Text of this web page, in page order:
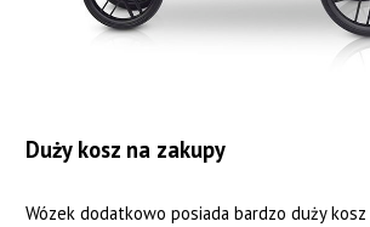
Duży kosz na zakupy
Wózek dodatkowo posiada bardzo duży kosz